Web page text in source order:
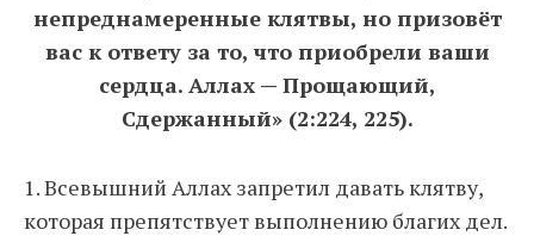
непреднамеренные клятвы, но призовёт
вас к ответу за то, что приобрели ваши
сердца. Аллах — Прощающий,
Сдержанный» (2:224, 225).
1. Всевышний Аллах запретил давать клятву,
которая препятствует выполнению благих дел.